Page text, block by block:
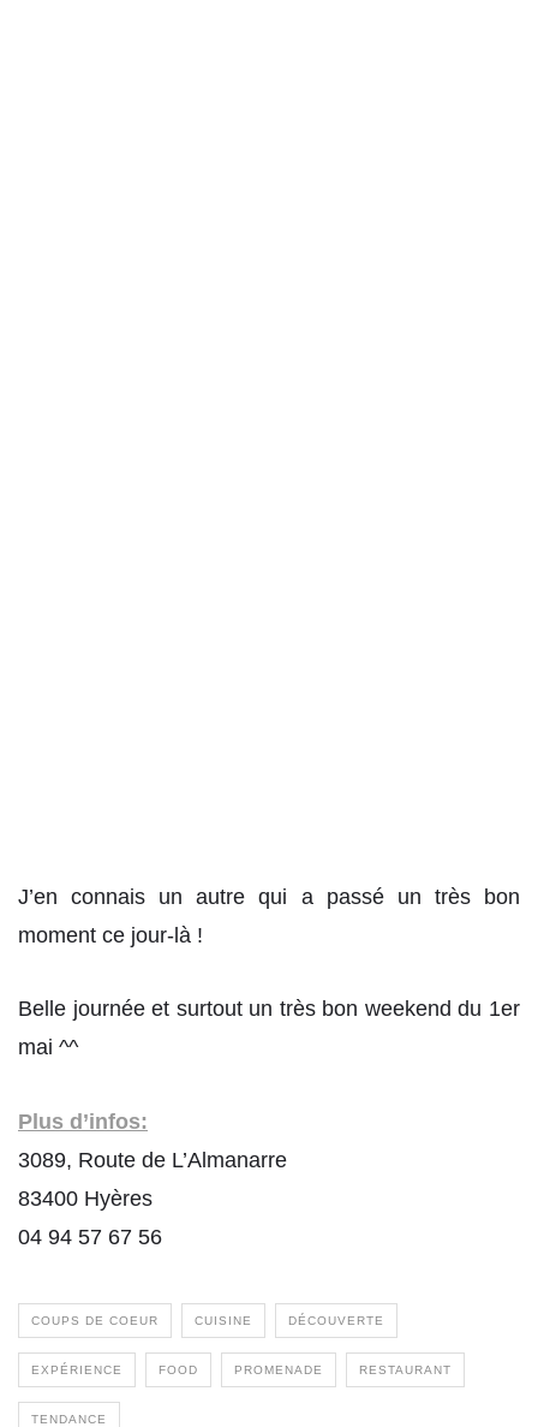
J’en connais un autre qui a passé un très bon
moment ce jour-là !
Belle journée et surtout un très bon weekend du 1er
mai ^^
Plus d’infos:
3089, Route de L’Almanarre
83400 Hyères
04 94 57 67 56
COUPS DE COEUR CUISINE DÉCOUVERTE
EXPÉRIENCE FOOD PROMENADE RESTAURANT
TENDANCE